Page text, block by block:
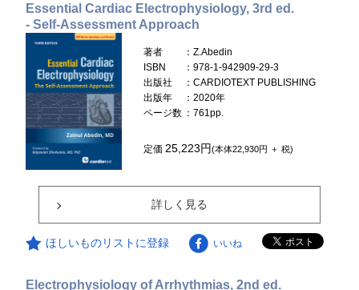
Essential Cardiac Electrophysiology, 3rd ed.
- Self-Assessment Approach
著者
：Z.Abedin
ISBN
：978-1-942909-29-3
出版社
：CARDIOTEXT PUBLISHING
出版年
：2020年
ページ数 ：761pp.
定価 25,223円(本体22,930円 ＋ 税)
詳しく見る
ほしいものリストに登録 いいね
Electrophysiology of Arrhythmias, 2nd ed.